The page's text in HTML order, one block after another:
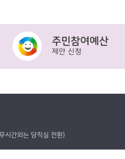
주민참여예산
제안 신청
간외는 당직실 전환)